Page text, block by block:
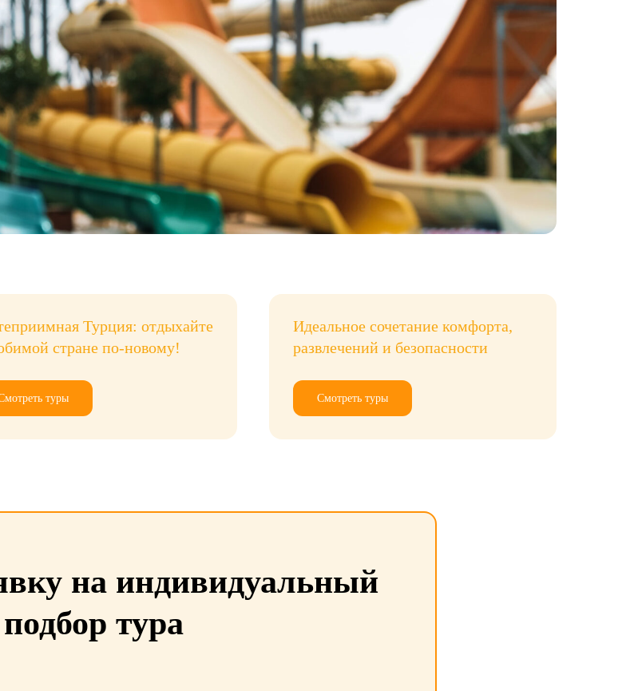
Забронировать тур
Турция: отдыхайте
стране по-новому!
туры
Идеальное сочетание комфорта,
развлечений и безопасности
Смотреть туры
на индивидуальный
подбор тура